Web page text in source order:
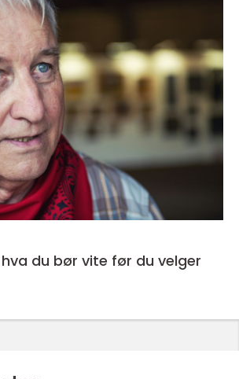
du bør vite før du velger